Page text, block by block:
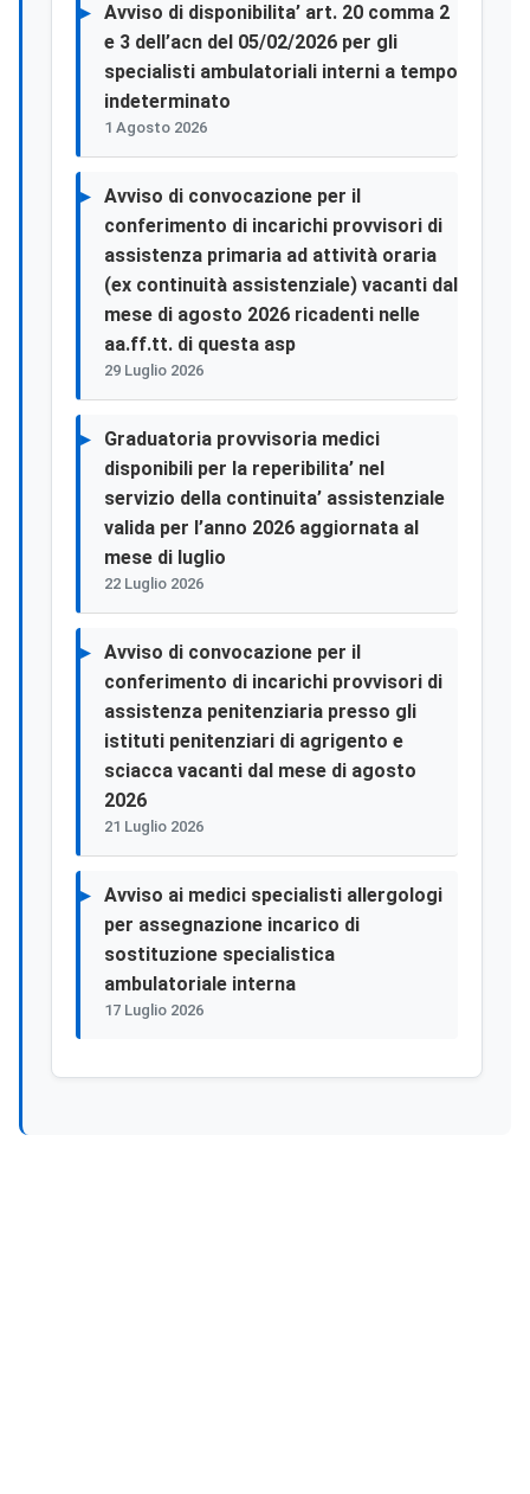
Avviso di disponibilita’ art. 20 comma 2
e 3 dell’acn del 05/02/2026 per gli
specialisti ambulatoriali interni a tempo
indeterminato
1 Agosto 2026
Avviso di convocazione per il
conferimento di incarichi provvisori di
assistenza primaria ad attività oraria
(ex continuità assistenziale) vacanti dal
mese di agosto 2026 ricadenti nelle
aa.ff.tt. di questa asp
29 Luglio 2026
Graduatoria provvisoria medici
disponibili per la reperibilita’ nel
servizio della continuita’ assistenziale
valida per l’anno 2026 aggiornata al
mese di luglio
22 Luglio 2026
Avviso di convocazione per il
conferimento di incarichi provvisori di
assistenza penitenziaria presso gli
istituti penitenziari di agrigento e
sciacca vacanti dal mese di agosto
2026
21 Luglio 2026
Avviso ai medici specialisti allergologi
per assegnazione incarico di
sostituzione specialistica
ambulatoriale interna
17 Luglio 2026